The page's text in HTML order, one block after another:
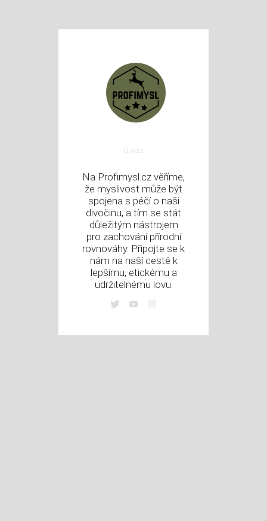
O nás
Na Profimysl.cz věříme,
že myslivost může být
spojena s péčí o naši
divočinu, a tím se stát
důležitým nástrojem
pro zachování přírodní
rovnováhy. Připojte se k
nám na naší cestě k
lepšímu, etickému a
udržitelnému lovu.